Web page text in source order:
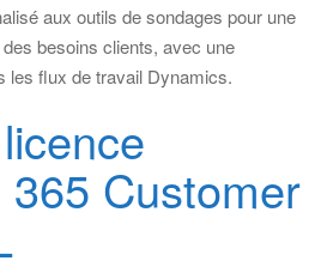
aux outils de sondages pour une
besoins clients, avec une
les flux de travail Dynamics.
Customer